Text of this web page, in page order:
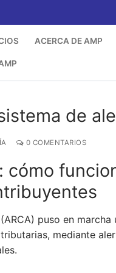
ACERCA DE AMP
de
0 COMENTARIOS
cómo
puso en
mediante